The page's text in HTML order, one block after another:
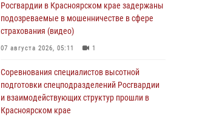
Росгвардии в Красноярском крае задержаны
подозреваемые в мошенничестве в сфере
страхования (видео)
07 августа 2026, 05:11 1
Соревнования специалистов высотной
подготовки спецподразделений Росгвардии
и взаимодействующих структур прошли в
Красноярском крае